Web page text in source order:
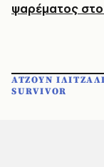
ψαρέματος στo
ΑΤΖΟΥΝ ΙΛΙΤΖΑΛΙ
SURVIVOR